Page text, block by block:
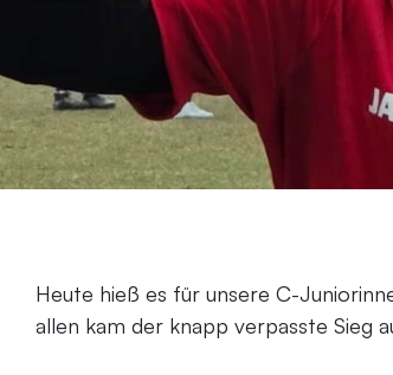
Heute hieß es für unsere C-
allen kam der knapp verpasste Sieg